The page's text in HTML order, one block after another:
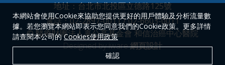
地址：台北市北投區立德路125號
電話：02-2897-0011 / 02-6603-0011
© 醫療財團法人辜公亮基金會 和信治癌中心醫院
Designed by iware網頁設計
本網站會使用Cookie來協助您提供更好的用戶體驗及分析流量數
據。若您瀏覽本網站即表示您同意我們的Cookie政策。更多詳情
請查閱本公司的Cookies使用政策
確認